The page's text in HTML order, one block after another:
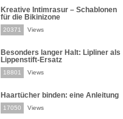
Kreative Intimrasur – Schablonen
für die Bikinizone
20371 Views
Besonders langer Halt: Lipliner als
Lippenstift-Ersatz
18801 Views
Haartücher binden: eine Anleitung
17050 Views